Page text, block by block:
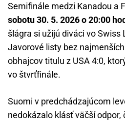
Semifinále medzi Kanadou a
sobotu 30. 5. 2026 o 20:00
šlágra si užijú diváci vo Swiss
Javorové listy bez
obhajcov titulu z USA 4:0,
vo štvrťfinále.
Suomi v predchádzajúcom
nedokázalo klásť väčší odpor,